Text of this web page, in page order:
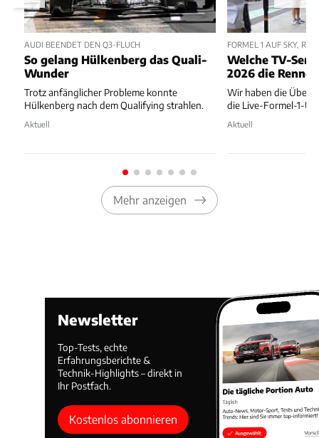
AUDI BEENDET DEN Q3-FLUCH
So gelang Hülkenberg das Quali-
Wunder
Trotz anfänglicher Probleme konnte
Hülkenberg nach dem Qualifying strahlen.
Aktuell
FORMEL 1 AUF SKY, RTL
Welche TV-
2026 die
Wir haben die
die Live-Formel-1-
Aktuell
Mehr anzeigen
Newsletter
Top-Tests, echte
Erfahrungsberichte &
Technik-Highlights – direkt in
Ihr Postfach.
Kostenlos abonnieren